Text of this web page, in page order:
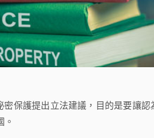
保護提出立法建議，目的是要讓認
。